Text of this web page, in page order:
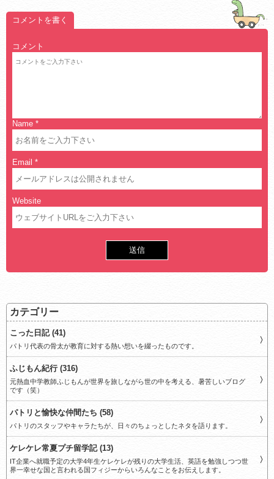
コメントを書く
コメント
Name *
Email *
Website
カテゴリー
こった日記 (41)
パトリ代表の骨太が教育に対する熱い想いを綴ったものです。
ふじもん紀行 (316)
元熱血中学教師ふじもんが世界を旅しながら世の中を考える、暑苦しいブログ
です（笑）
パトリと愉快な仲間たち (58)
パトリのスタッフやキャラたちが、日々のちょっとしたネタを語ります。
ケレケレ常夏プチ留学記 (13)
IT企業へ就職予定の大学4年生ケレケレが残りの大学生活、英語を勉強しつつ世
界一幸せな国と言われる国フィジーからいろんなことをお伝えします。